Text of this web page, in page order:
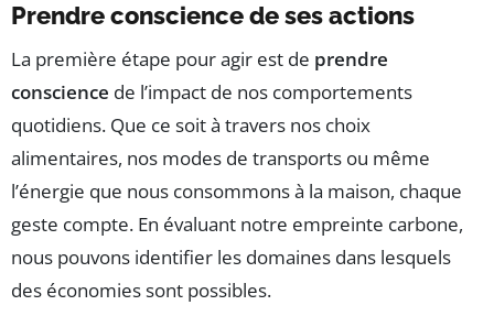
Prendre conscience de ses actions
La première étape pour agir est de prendre
conscience de l’impact de nos comportements
quotidiens. Que ce soit à travers nos choix
alimentaires, nos modes de transports ou même
l’énergie que nous consommons à la maison, chaque
geste compte. En évaluant notre empreinte carbone,
nous pouvons identifier les domaines dans lesquels
des économies sont possibles.